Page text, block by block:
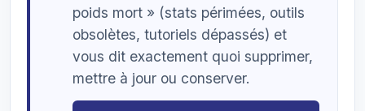
poids mort » (stats périmées, outils
obsolètes, tutoriels dépassés) et
vous dit exactement quoi supprimer,
mettre à jour ou conserver.